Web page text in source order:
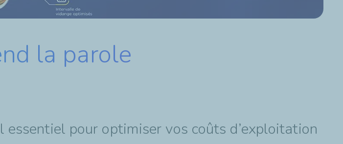
la parole
essentiel pour optimiser vos coûts d’exploitation